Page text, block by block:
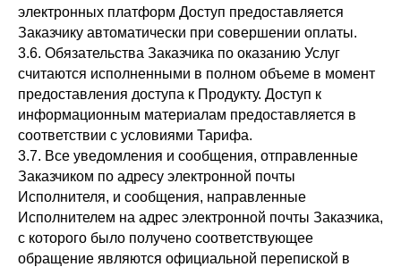
электронных платформ Доступ предоставляется
Заказчику автоматически при совершении оплаты.
3.6. Обязательства Заказчика по оказанию Услуг
считаются исполненными в полном объеме в момент
предоставления доступа к Продукту. Доступ к
информационным материалам предоставляется в
соответствии с условиями Тарифа.
3.7. Все уведомления и сообщения, отправленные
Заказчиком по адресу электронной почты
Исполнителя, и сообщения, направленные
Исполнителем на адрес электронной почты Заказчика,
с которого было получено соответствующее
обращение являются официальной перепиской в